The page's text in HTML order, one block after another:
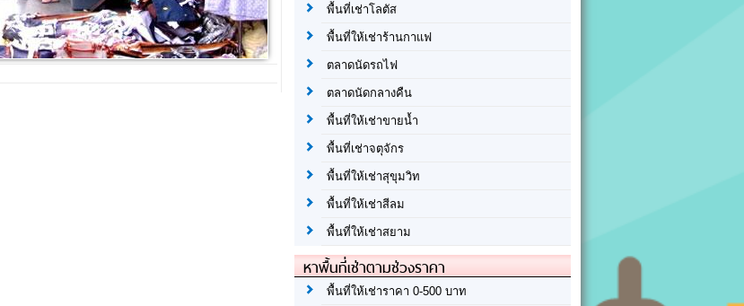
พื้นที่เช่าโลตัส
พื้นที่ให้เช่าร้านกาแฟ
ตลาดนัดรถไฟ
ตลาดนัดกลางคืน
พื้นที่ให้เช่าขายน้ำ
พื้นที่เช่าจตุจักร
พื้นที่ให้เช่าสุขุมวิท
พื้นที่ให้เช่าสีลม
พื้นที่ให้เช่าสยาม
หาพื้นที่เช่าตามช่วงราคา
พื้นที่ให้เช่าราคา 0-500 บาท